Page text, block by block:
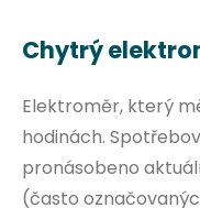
Chytrý
Elektroměr, který
hodinách.
pronásobeno
(často